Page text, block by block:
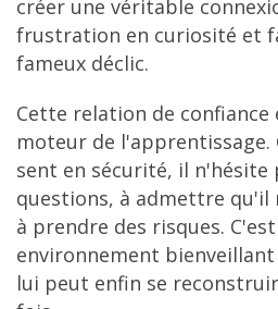
créer une véritable
frustration en curiosité et
fameux déclic.
Cette relation de
moteur de l'apprentissage.
sent en sécurité, il n'hésite
questions, à admettre qu'il
à prendre des risques.
environnement bienveillant
lui peut enfin se